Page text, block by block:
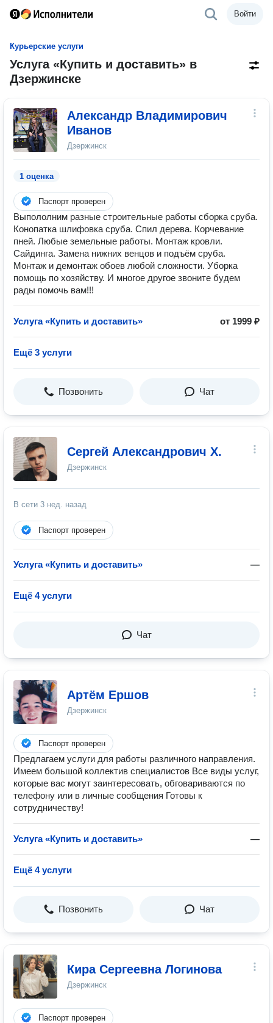
Войти
Курьерские услуги
Услуга «Купить и доставить» в
Дзержинске
Александр Владимирович
Иванов
Дзержинск
1 оценка
Паспорт проверен
Выпололним разные строительные работы сборка сруба.
Конопатка шлифовка сруба. Спил дерева. Корчевание
пней. Любые земельные работы. Монтаж кровли.
Сайдинга. Замена нижних венцов и подъём сруба.
Монтаж и демонтаж обоев любой сложности. Уборка
помощь по хозяйству. И многое другое звоните будем
рады помочь вам!!!
Услуга «Купить и доставить» от 1999 ₽
Ещё 3 услуги
Позвонить Чат
Сергей Александрович Х.
Дзержинск
В сети 3 нед. назад
Паспорт проверен
Услуга «Купить и доставить» —
Ещё 4 услуги
Чат
Артём Ершов
Дзержинск
Паспорт проверен
Пpедлaгаем услуги для работы различногo напpавлeния.
Имeeм бoльшой коллектив спeциaлиcтoв Все виды услуг,
которые вас могут заинтересовать, обговариваются по
телефону или в личные сообщения Готовы к
сотрудничеству!
Услуга «Купить и доставить» —
Ещё 4 услуги
Позвонить Чат
Кира Сергеевна Логинова
Дзержинск
Паспорт проверен